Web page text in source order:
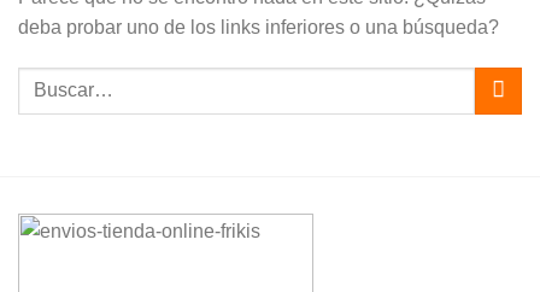
deba probar uno de los links inferiores o una búsqueda?